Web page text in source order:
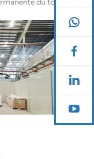
du toit 0,25
m² | Informations sur